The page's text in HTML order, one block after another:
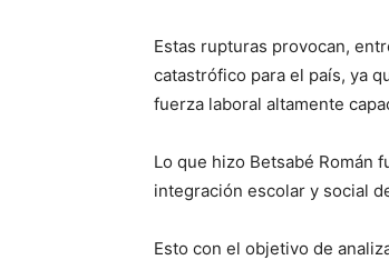
Estas rupturas provocan,
catastrófico para el país, ya
fuerza laboral altamente
Lo que hizo Betsabé Román
integración escolar y social
Esto con el objetivo de